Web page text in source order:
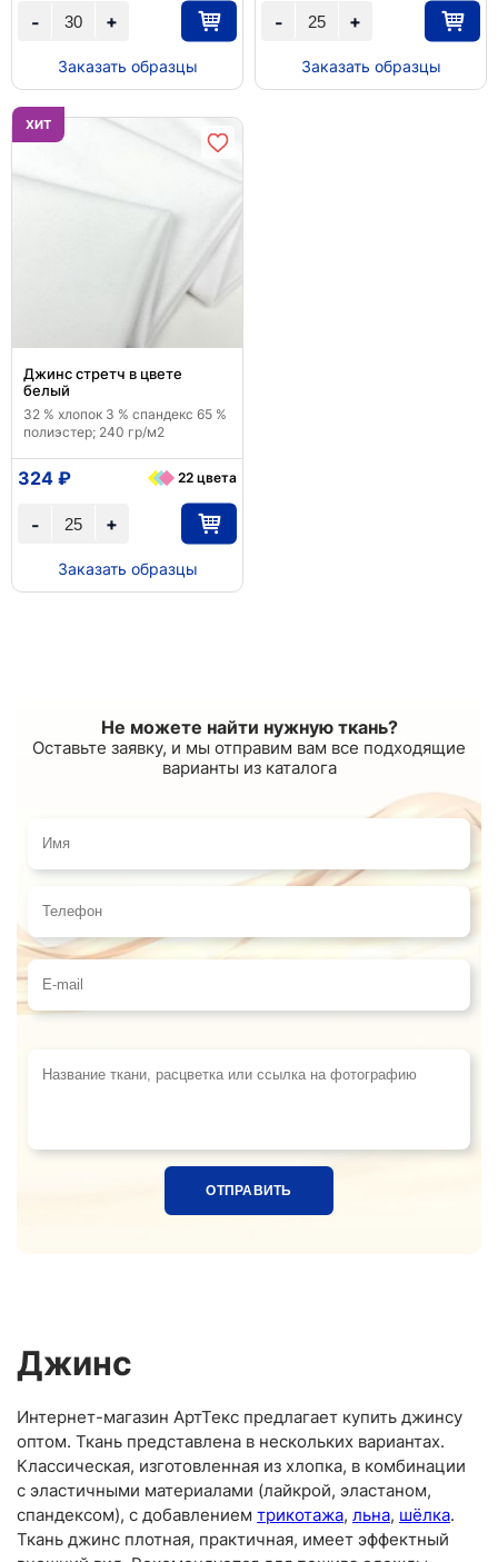
+
-
Заказать образцы
+
-
Заказать образцы
ХИТ
Джинс стретч в цвете
белый
32 % хлопок 3 % спандекс 65 %
полиэстер; 240 гр/м2
+
-
324 ₽ 22 цвета
Заказать образцы
Не можете найти нужную ткань?
Оставьте заявку, и мы отправим вам все подходящие
варианты из каталога
Имя
Телефон
E-mail
Джинс
Интернет-магазин АртТекс предлагает купить джинсу
оптом. Ткань представлена в нескольких вариантах.
Классическая, изготовленная из хлопка, в комбинации
с эластичными материалами (лайкрой, эластаном,
спандексом), с добавлением трикотажа, льна, шёлка.
Ткань джинс плотная, практичная, имеет эффектный